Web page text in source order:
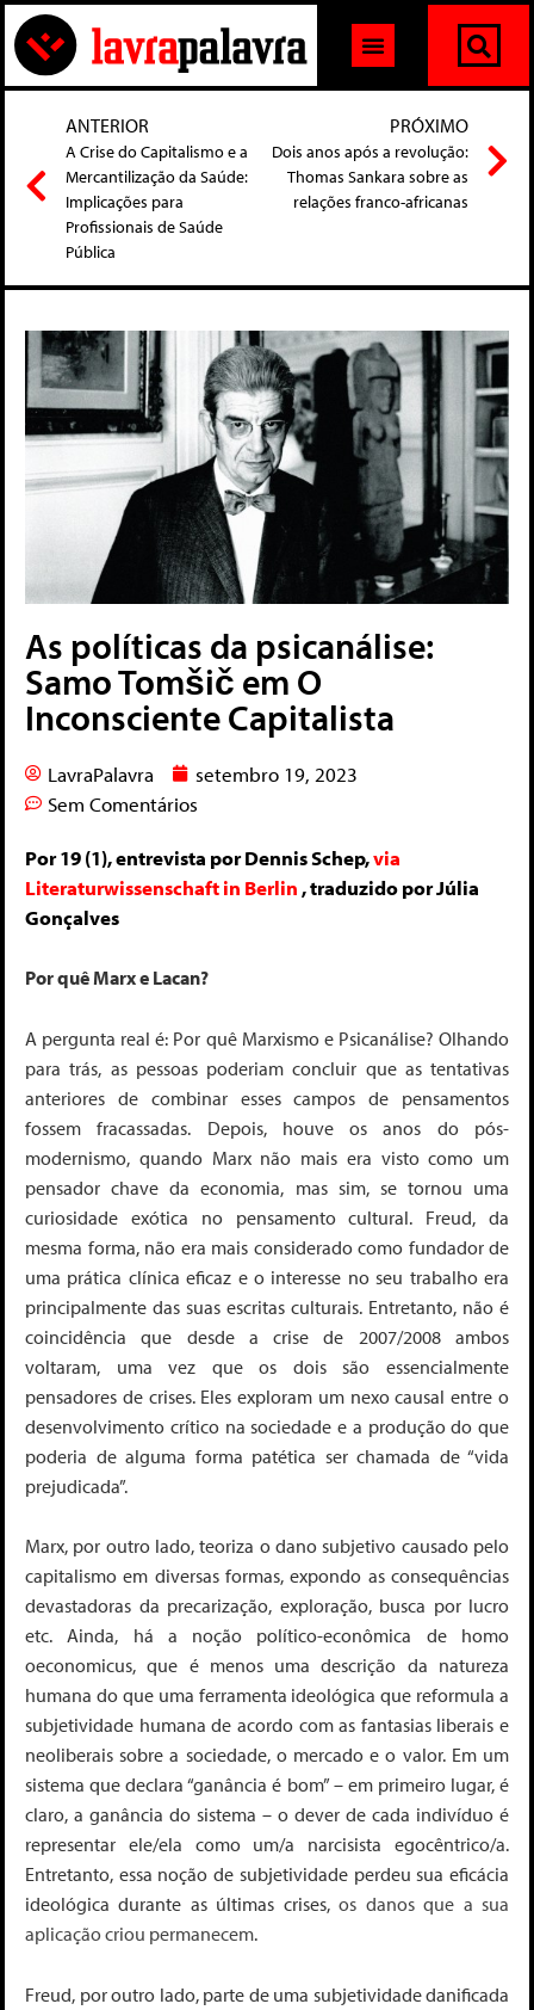
ANTERIOR
A Crise do Capitalismo e a
Mercantilização da Saúde:
Implicações para
Profissionais de Saúde
Pública
PRÓXIMO
Dois anos após a revolução:
Thomas Sankara sobre as
relações franco-africanas
As políticas da psicanálise:
Samo Tomšič em O
Inconsciente Capitalista
LavraPalavra
setembro 19, 2023
Sem Comentários
Por 19 (1), entrevista por Dennis Schep,via
Literaturwissenschaft in Berlin , traduzido por Júlia
Gonçalves
Por quê Marx e Lacan?
A pergunta real é: Por quê Marxismo e Psicanálise? Olhando
para trás, as pessoas poderiam concluir que as tentativas
anteriores de combinar esses campos de pensamentos
fossem fracassadas. Depois, houve os anos do pós-
modernismo, quando Marx não mais era visto como um
pensador chave da economia, mas sim, se tornou uma
curiosidade exótica no pensamento cultural. Freud, da
mesma forma, não era mais considerado como fundador de
uma prática clínica eficaz e o interesse no seu trabalho era
principalmente das suas escritas culturais. Entretanto, não é
coincidência que desde a crise de 2007/2008 ambos
voltaram, uma vez que os dois são essencialmente
pensadores de crises. Eles exploram um nexo causal entre o
desenvolvimento crítico na sociedade e a produção do que
poderia de alguma forma patética ser chamada de “vida
prejudicada”.
Marx, por outro lado,teoriza o dano subjetivo causado pelo
capitalismo em diversas formas, expondo as consequências
devastadoras da precarização, exploração, busca por lucro
etc. Ainda, há a noção político-econômica de homo
oeconomicus, que é menos uma descrição da natureza
humana do que uma ferramenta ideológica que reformula a
subjetividade humana de acordo com as fantasias liberais e
neoliberais sobre a sociedade, o mercado e o valor. Em um
sistema que declara “ganância é bom” – em primeiro lugar, é
claro, a ganância do sistema – o dever de cada indivíduo é
representar ele/ela como um/a narcisista egocêntrico/a.
Entretanto, essa noção de subjetividade perdeu sua eficácia
ideológica durante as últimas crises,os danos que a sua
aplicação criou permanecem.
Freud, por outro lado, parte de uma subjetividade danificada